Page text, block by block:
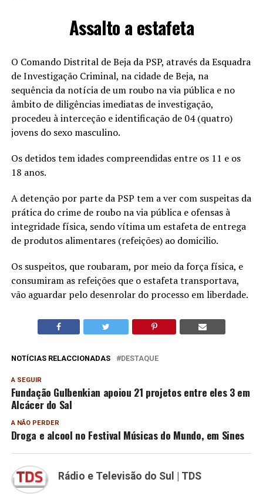
Assalto a estafeta
O Comando Distrital de Beja da PSP, através da Esquadra
de Investigação Criminal, na cidade de Beja, na
sequência da notícia de um roubo na via pública e no
âmbito de diligências imediatas de investigação,
procedeu à interceção e identificação de 04 (quatro)
jovens do sexo masculino.
Os detidos tem idades compreendidas entre os 11 e os
18 anos.
A detenção por parte da PSP tem a ver com suspeitas da
prática do crime de roubo na via pública e ofensas à
integridade física, sendo vítima um estafeta de entrega
de produtos alimentares (refeições) ao domicilio.
Os suspeitos, que roubaram, por meio da força física, e
consumiram as refeições que o estafeta transportava,
vão aguardar pelo desenrolar do processo em liberdade.
NOTÍCIAS RELACCIONADAS DESTAQUE
A SEGUIR
Fundação Gulbenkian apoiou 21 projetos entre eles 3 em
Alcácer do Sal
A NÃO PERDER
Droga e alcool no Festival Músicas do Mundo, em Sines
Rádio e Televisão do Sul | TDS